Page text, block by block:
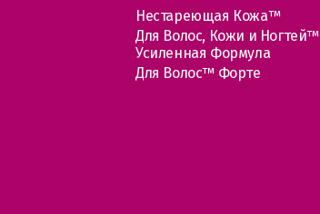
Нестареющая Кожа™
Для Волос, Кожи и Ногтей™
Усиленная Формула
Для Волос™ Форте